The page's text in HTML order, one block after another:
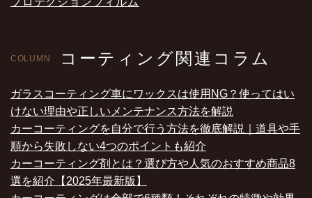
COLUMN コーティング関連コラム
ガラスコーティング車にワックスは使用NG？使ってはい
けない理由や正しいメンテナンス方法を解説
カーコーティングを自分で行う方法を徹底解説｜道具や手
順から失敗しない4つのポイントも紹介
カーコーティング剤とは？選び方や人気のおすすめ商品8
選を紹介【2025年最新版】